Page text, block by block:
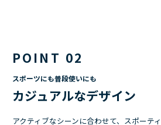
POINT 02
スポーツにも普段使いにも
カジュアルなデザイン
アクティブなシーンに合わせて、スポーテ